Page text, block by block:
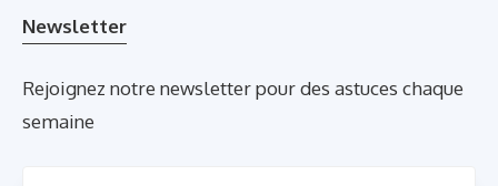
Newsletter
Rejoignez notre newsletter pour des astuces chaque
semaine